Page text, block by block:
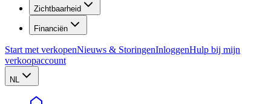
Zichtbaarheid
Financiën
Start met verkopenNieuws & StoringenInloggenHulp bij mijn
verkoopaccount
NL